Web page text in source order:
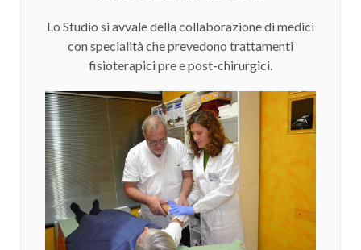
Lo Studio si avvale della collaborazione di medici
con specialità che prevedono trattamenti
fisioterapici pre e post-chirurgici.